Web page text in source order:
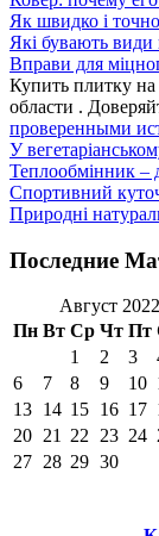
Як швидко і точно
Які бувають види
Вправи для
Купить плитку на
области .
проверенными
У
Теплообмінник –
Спортивний
Природні
Последние
Август 2022
Пн Вт Ср Чт Пт
1
2 3
6
7 8 9 10
13 14 15 16 17
20 21 22 23 24
27 28 29 30